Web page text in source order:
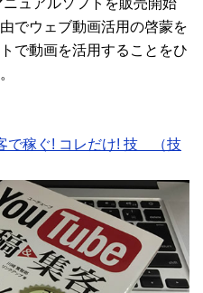
でウェブ動画活用の啓蒙を
で動画を活用することをひ
で稼ぐ! コレだけ! 技 （技